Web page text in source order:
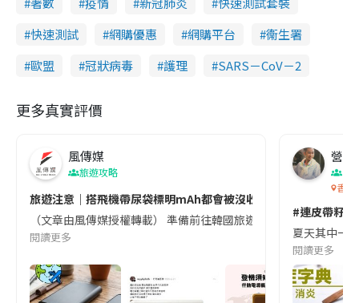
快速測試
網購優惠 網購平台
衞生署
歐盟
冠狀病毒 護理 SARS－CoV－2
更多真實評價
風傳媒
旅遊攻略
旅遊注意｜搭飛機帶尿袋標明mAh都會被沒收😱出發前切記檢查
（文章由風傳媒授權轉載） 準備前往韓國旅遊的民眾，近期要
閱讀更多
營養
香港
#連皮帶籽
夏天其中一
閱讀更多